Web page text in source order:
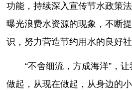
功能，持续深入宣传节水政策
曝光浪费水资源的现象，不断
识，努力营造节约用水的良好社
“不舍细流，方成海洋”，
做起，从现在做起，从身边的